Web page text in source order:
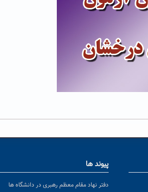
پیوند ها
دفتر نهاد مقام معظم رهبری در دانشگاه ها